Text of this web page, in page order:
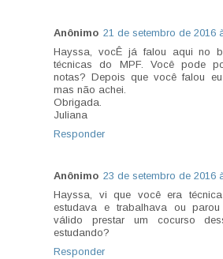
Anônimo 21 de setembro de 2016
Hayssa, vocÊ já falou aqui no
técnicas do MPF. Você pode
notas? Depois que você falou
mas não achei.
Obrigada.
Juliana
Responder
Anônimo 23 de setembro de 2016
Hayssa, vi que você era
estudava e trabalhava ou
válido prestar um cocurso
estudando?
Responder